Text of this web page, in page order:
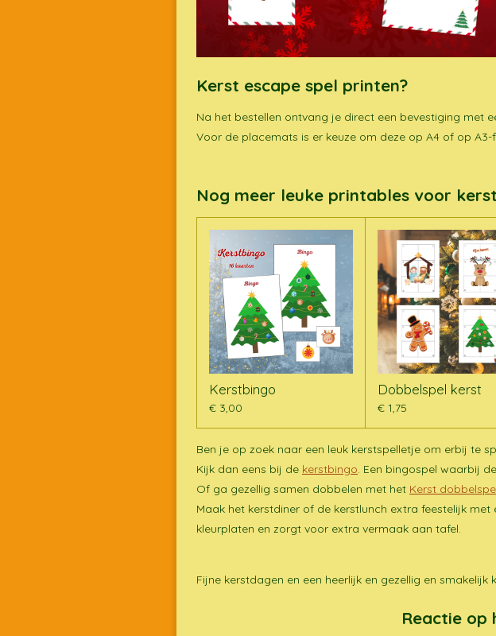
Kerst escape spel printen?
Na het bestellen ontvang je direct een bevestiging met
Voor de placemats is er keuze om deze op A4 of op A3-
Nog meer leuke printables voor kerst
Kerstbingo
€ 3,00
Dobbelspel kerst
€ 1,75
Ben je op zoek naar een leuk kerstspelletje om erbij te
Kijk dan eens bij de kerstbingo. Een bingospel waarbij
Of ga gezellig samen dobbelen met het Kerst
Maak het kerstdiner of de kerstlunch extra feestelijk met
kleurplaten en zorgt voor extra vermaak aan tafel.
Fijne kerstdagen en een heerlijk en gezellig en smakelijk
Reactie op